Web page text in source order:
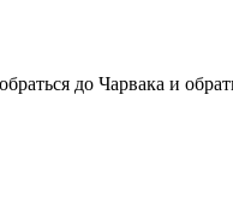
до Чарвака и